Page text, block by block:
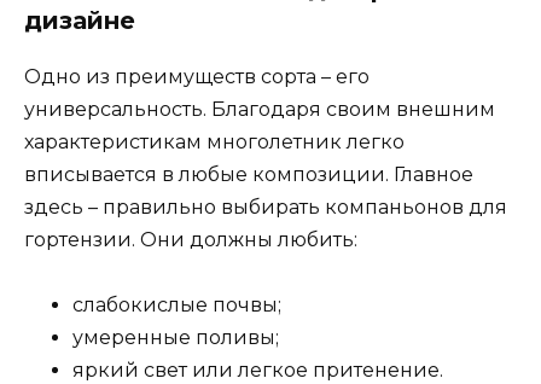
дизайне
Одно из преимуществ сорта – его
универсальность. Благодаря своим внешним
характеристикам многолетник легко
вписывается в любые композиции. Главное
здесь – правильно выбирать компаньонов для
гортензии. Они должны любить:
слабокислые почвы;
умеренные поливы;
яркий свет или легкое притенение.